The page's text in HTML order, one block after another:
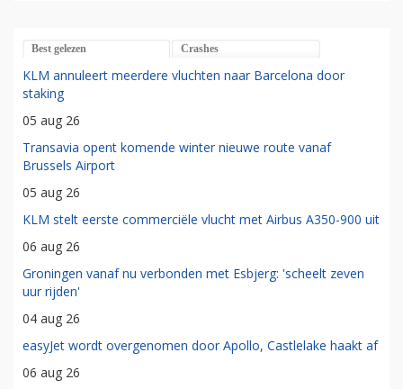
Best gelezen Crashes
KLM annuleert meerdere vluchten naar Barcelona door
staking
05 aug 26
Transavia opent komende winter nieuwe route vanaf
Brussels Airport
05 aug 26
KLM stelt eerste commerciële vlucht met Airbus A350-900 uit
06 aug 26
Groningen vanaf nu verbonden met Esbjerg: 'scheelt zeven
uur rijden'
04 aug 26
easyJet wordt overgenomen door Apollo, Castlelake haakt af
06 aug 26